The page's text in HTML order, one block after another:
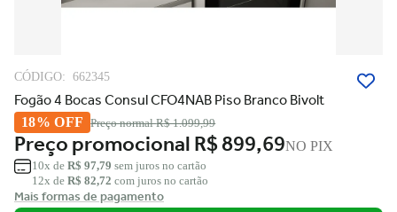
CÓDIGO: 662345
Fogão 4 Bocas Consul CFO4NAB Piso Branco Bivolt
18% OFF Preço normalR$ 1.099,99
Preço promocionalR$ 899,69NO PIX
10x de R$ 97,79 sem juros no cartão
12x de R$ 82,72 com juros no cartão
Mais formas de pagamento